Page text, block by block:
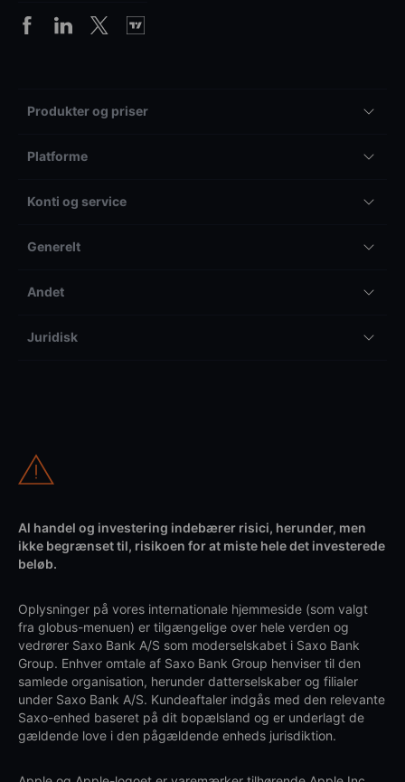
Produkter og priser
Platforme
Konti og service
Generelt
Andet
Juridisk
Al handel og investering indebærer risici, herunder, men
ikke begrænset til, risikoen for at miste hele det investerede
beløb.
Oplysninger på vores internationale hjemmeside (som valgt
fra globus-menuen) er tilgængelige over hele verden og
vedrører Saxo Bank A/S som moderselskabet i Saxo Bank
Group. Enhver omtale af Saxo Bank Group henviser til den
samlede organisation, herunder datterselskaber og filialer
under Saxo Bank A/S. Kundeaftaler indgås med den relevante
Saxo-enhed baseret på dit bopælsland og er underlagt de
gældende love i den pågældende enheds jurisdiktion.